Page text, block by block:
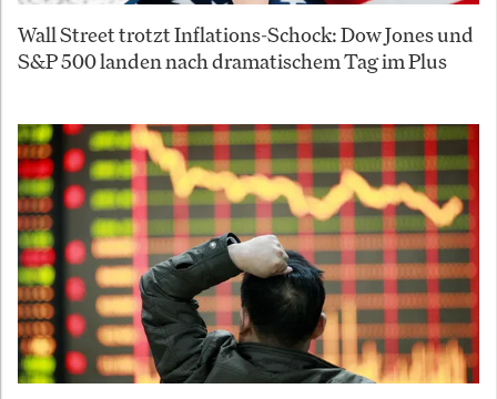
Wall Street trotzt Inflations-Schock: Dow Jones und
S&P 500 landen nach dramatischem Tag im Plus